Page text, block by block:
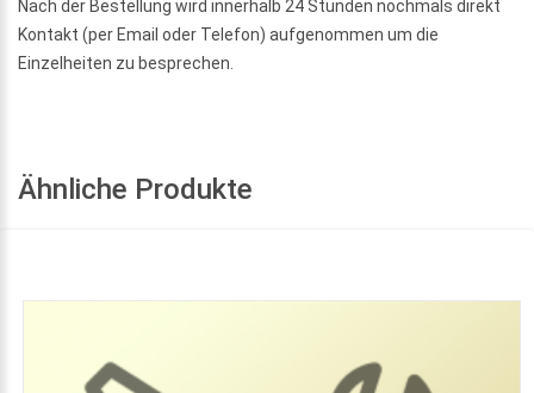
Nach der Bestellung wird innerhalb 24 Stunden nochmals direkt
Kontakt (per Email oder Telefon) aufgenommen um die
Einzelheiten zu besprechen.
Ähnliche Produkte